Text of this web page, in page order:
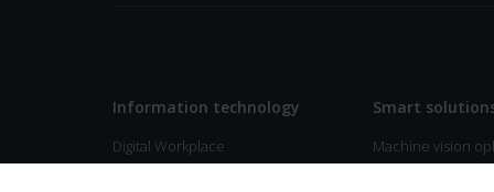
Information technology
Digital Workplace
Smart
Machine vision